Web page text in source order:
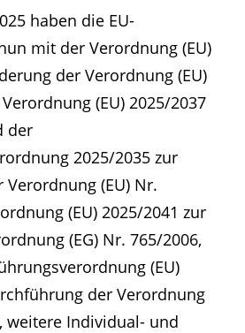
haben die EU-
mit der Verordnung (EU)
der Verordnung (EU)
(EU) 2025/2037
der
2025/2035 zur
(EU) Nr.
(EU) 2025/2041 zur
(EG) Nr. 765/2006,
(EU)
der Verordnung
weitere Individual- und